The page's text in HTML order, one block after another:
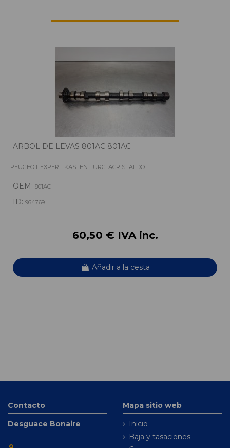
ARBOL DE LEVAS 801AC 801AC
PEUGEOT EXPERT KASTEN FURG. ACRISTALDO
OEM: 801AC
ID: 964769
60,50 € IVA inc.
Añadir a la cesta
Contacto
Desguace Bonaire
Mapa sitio web
Inicio
Baja y tasaciones